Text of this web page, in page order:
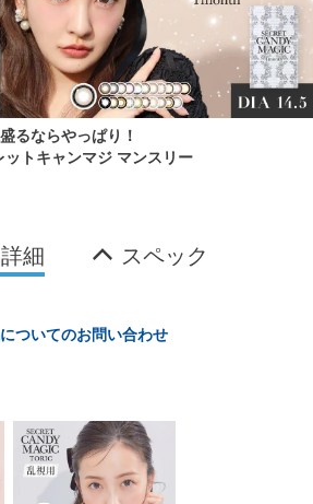
盛るならやっぱり！
ットキャンマジ マンスリー
細 スペック
ついてのお問い合わせ